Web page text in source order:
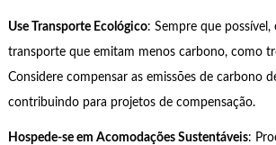
Use Transporte Ecológico: Sempre que possível,
transporte que emitam menos carbono, como
Considere compensar as emissões de carbono
contribuindo para projetos de compensação.
Hospede-se em Acomodações Sustentáveis: